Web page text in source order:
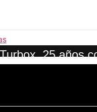
Turbox, 25 años